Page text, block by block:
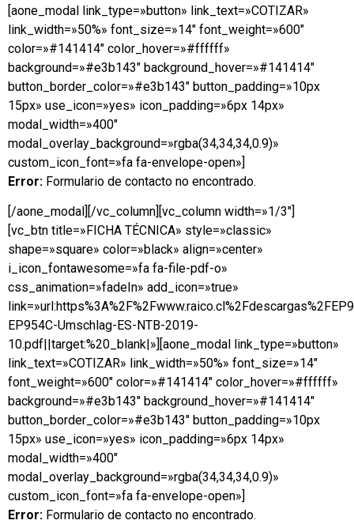
[aone_modal link_type=»button» link_text=»COTIZAR»
link_width=»50%» font_size=»14″ font_weight=»600″
color=»#141414″ color_hover=»#ffffff»
background=»#e3b143″ background_hover=»#141414″
button_border_color=»#e3b143″ button_padding=»10px
15px» use_icon=»yes» icon_padding=»6px 14px»
modal_width=»400″
modal_overlay_background=»rgba(34,34,34,0.9)»
custom_icon_font=»fa fa-envelope-open»]
Error: Formulario de contacto no encontrado.
[/aone_modal][/vc_column][vc_column width=»1/3″]
[vc_btn title=»FICHA TÉCNICA» style=»classic»
shape=»square» color=»black» align=»center»
i_icon_fontawesome=»fa fa-file-pdf-o»
css_animation=»fadeIn» add_icon=»true»
EP954C-Umschlag-ES-NTB-2019-
10.pdf||target:%20_blank|»][aone_modal link_type=»button»
link_text=»COTIZAR» link_width=»50%» font_size=»14″
font_weight=»600″ color=»#141414″ color_hover=»#ffffff»
background=»#e3b143″ background_hover=»#141414″
button_border_color=»#e3b143″ button_padding=»10px
15px» use_icon=»yes» icon_padding=»6px 14px»
modal_width=»400″
modal_overlay_background=»rgba(34,34,34,0.9)»
custom_icon_font=»fa fa-envelope-open»]
Error: Formulario de contacto no encontrado.